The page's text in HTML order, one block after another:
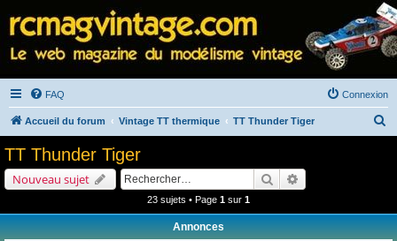
FAQ Connexion
Accueil du forum Vintage TT thermique TT Thunder Tiger
TT Thunder Tiger
Nouveau sujet Rechercher
23 sujets • Page 1 sur 1
Annonces